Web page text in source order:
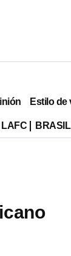
Estilo de
LAFC